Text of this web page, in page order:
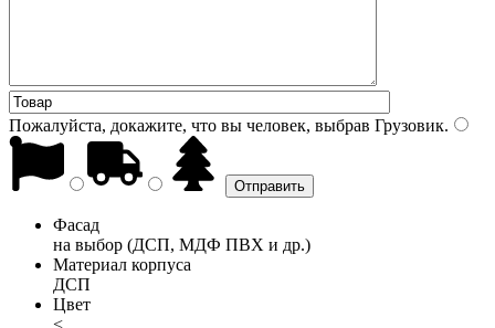
Пожалуйста, докажите, что вы человек, выбрав Грузовик.
Фасад
на выбор (ДСП, МДФ ПВХ и др.)
Материал корпуса
ДСП
Цвет
<